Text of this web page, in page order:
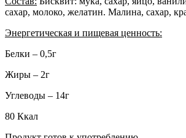
сахар, молоко, желатин. Малина, сахар,
Энергетическая и пищевая ценность:
Белки – 0,5г
Жиры – 2г
Углеводы – 14г
80 Ккал